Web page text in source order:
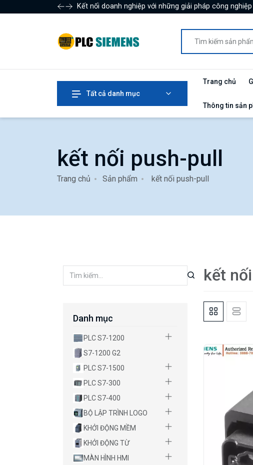
Kết nối doanh nghiệp với những giải pháp công nghiệp
Tất cả danh mục
Trang chủ
Thông tin sản
kết nối push-pull
Trang chủ Sản phẩm kết nối push-pull
Danh mục
PLC S7-1200
S7-1200 G2
PLC S7-1500
PLC S7-300
PLC S7-400
BỘ LẬP TRÌNH LOGO
KHỞI ĐỘNG MỀM
KHỞI ĐỘNG TỪ
MÀN HÌNH HMI
kết